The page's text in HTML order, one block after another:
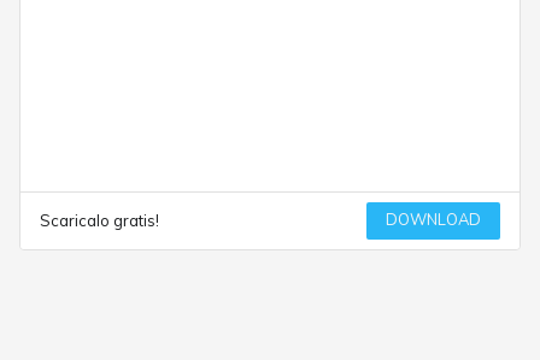
Scaricalo gratis! DOWNLOAD